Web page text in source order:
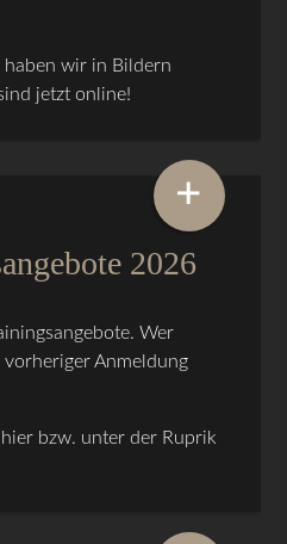
haben wir in Bildern
jetzt online!
2026
Wer
vorheriger Anmeldung
bzw. unter der Ruprik
+